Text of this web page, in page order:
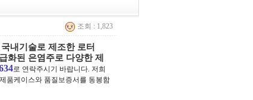
조회 : 1,823
내기술로 제조한 로터
화된 은염주로 다양한 제
로 연락주시기 바랍니다. 저희
품케이스와 품질보증서를 동봉함